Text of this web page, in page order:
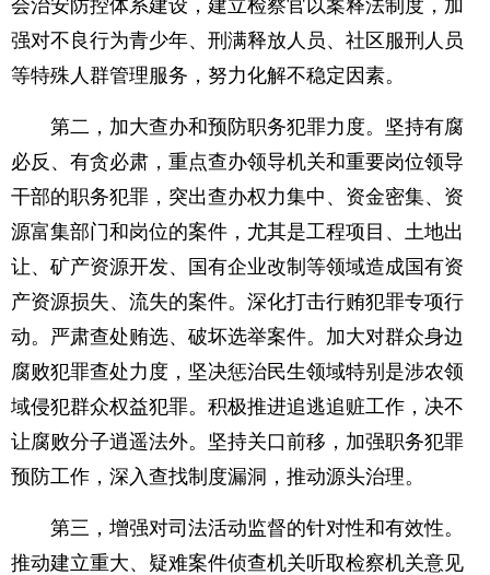
会治安防控体系建设，建立检察官以案释法制度，加
强对不良行为青少年、刑满释放人员、社区服刑人员
等特殊人群管理服务，努力化解不稳定因素。
第二，加大查办和预防职务犯罪力度。坚持有腐
必反、有贪必肃，重点查办领导机关和重要岗位领导
干部的职务犯罪，突出查办权力集中、资金密集、资
源富集部门和岗位的案件，尤其是工程项目、土地出
让、矿产资源开发、国有企业改制等领域造成国有资
产资源损失、流失的案件。深化打击行贿犯罪专项行
动。严肃查处贿选、破坏选举案件。加大对群众身边
腐败犯罪查处力度，坚决惩治民生领域特别是涉农领
域侵犯群众权益犯罪。积极推进追逃追赃工作，决不
让腐败分子逍遥法外。坚持关口前移，加强职务犯罪
预防工作，深入查找制度漏洞，推动源头治理。
第三，增强对司法活动监督的针对性和有效性。
推动建立重大、疑难案件侦查机关听取检察机关意见